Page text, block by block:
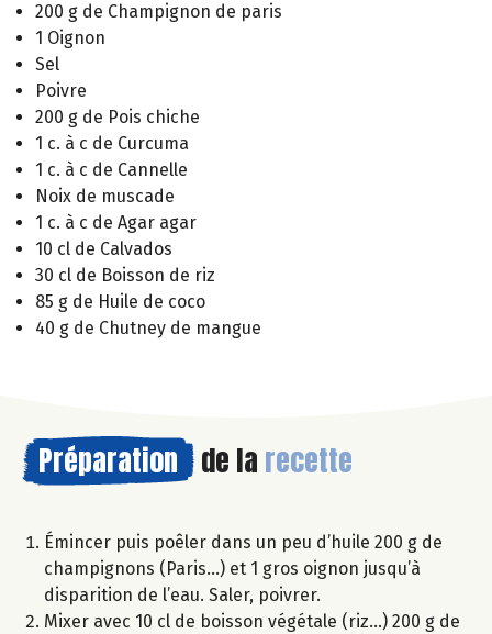
200 g de Champignon de paris
1 Oignon
Sel
Poivre
200 g de Pois chiche
1 c. à c de Curcuma
1 c. à c de Cannelle
Noix de muscade
1 c. à c de Agar agar
10 cl de Calvados
30 cl de Boisson de riz
85 g de Huile de coco
40 g de Chutney de mangue
Préparation de la recette
Émincer puis poêler dans un peu d’huile 200 g de
champignons (Paris…) et 1 gros oignon jusqu’à
disparition de l’eau. Saler, poivrer.
Mixer avec 10 cl de boisson végétale (riz…) 200 g de